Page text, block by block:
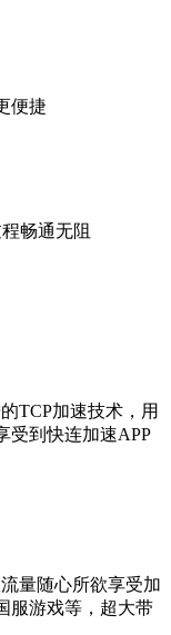
便捷
畅通无阻
TCP加速技术，用
受到快连加速APP
量随心所欲享受加
服游戏等，超大带